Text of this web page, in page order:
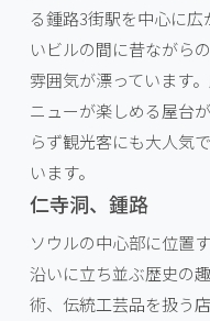
る鍾路3街駅を中心に
いビルの間に昔ながら
雰囲気が漂っています
ニューが楽しめる屋台
らず観光客にも大人気
います。
仁寺洞、鍾路
ソウルの中心部に位置
沿いに立ち並ぶ歴史の
術、伝統工芸品を扱う